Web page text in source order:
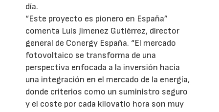
día.
“Este proyecto es pionero en España”
comenta Luis Jimenez Gutiérrez, director
general de Conergy España. “El mercado
fotovoltaico se transforma de una
perspectiva enfocada a la inversión hacia
una integración en el mercado de la energía,
donde criterios como un suministro seguro
y el coste por cada kilovatio hora son muy